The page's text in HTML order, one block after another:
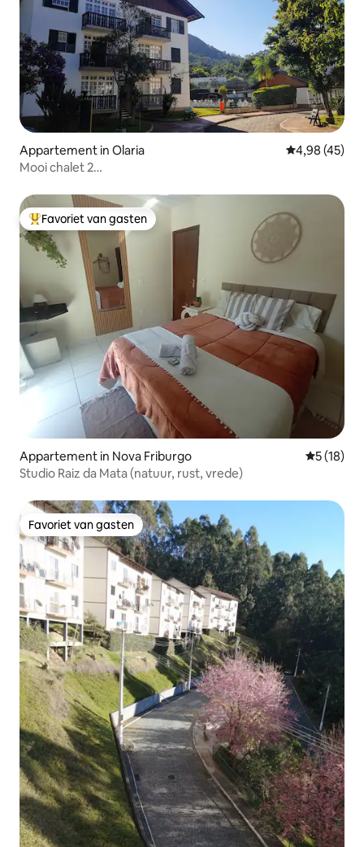
Appartement in Olaria Gemiddelde
4,98 (45)
Mooi chalet 2
Topfavoriet van gasten
Favoriet van gasten
Appartement in Nova Friburgo
5 (18)
Studio Raiz da Mata (natuur, rust, vrede)
Favoriet van gasten
Favoriet van gasten